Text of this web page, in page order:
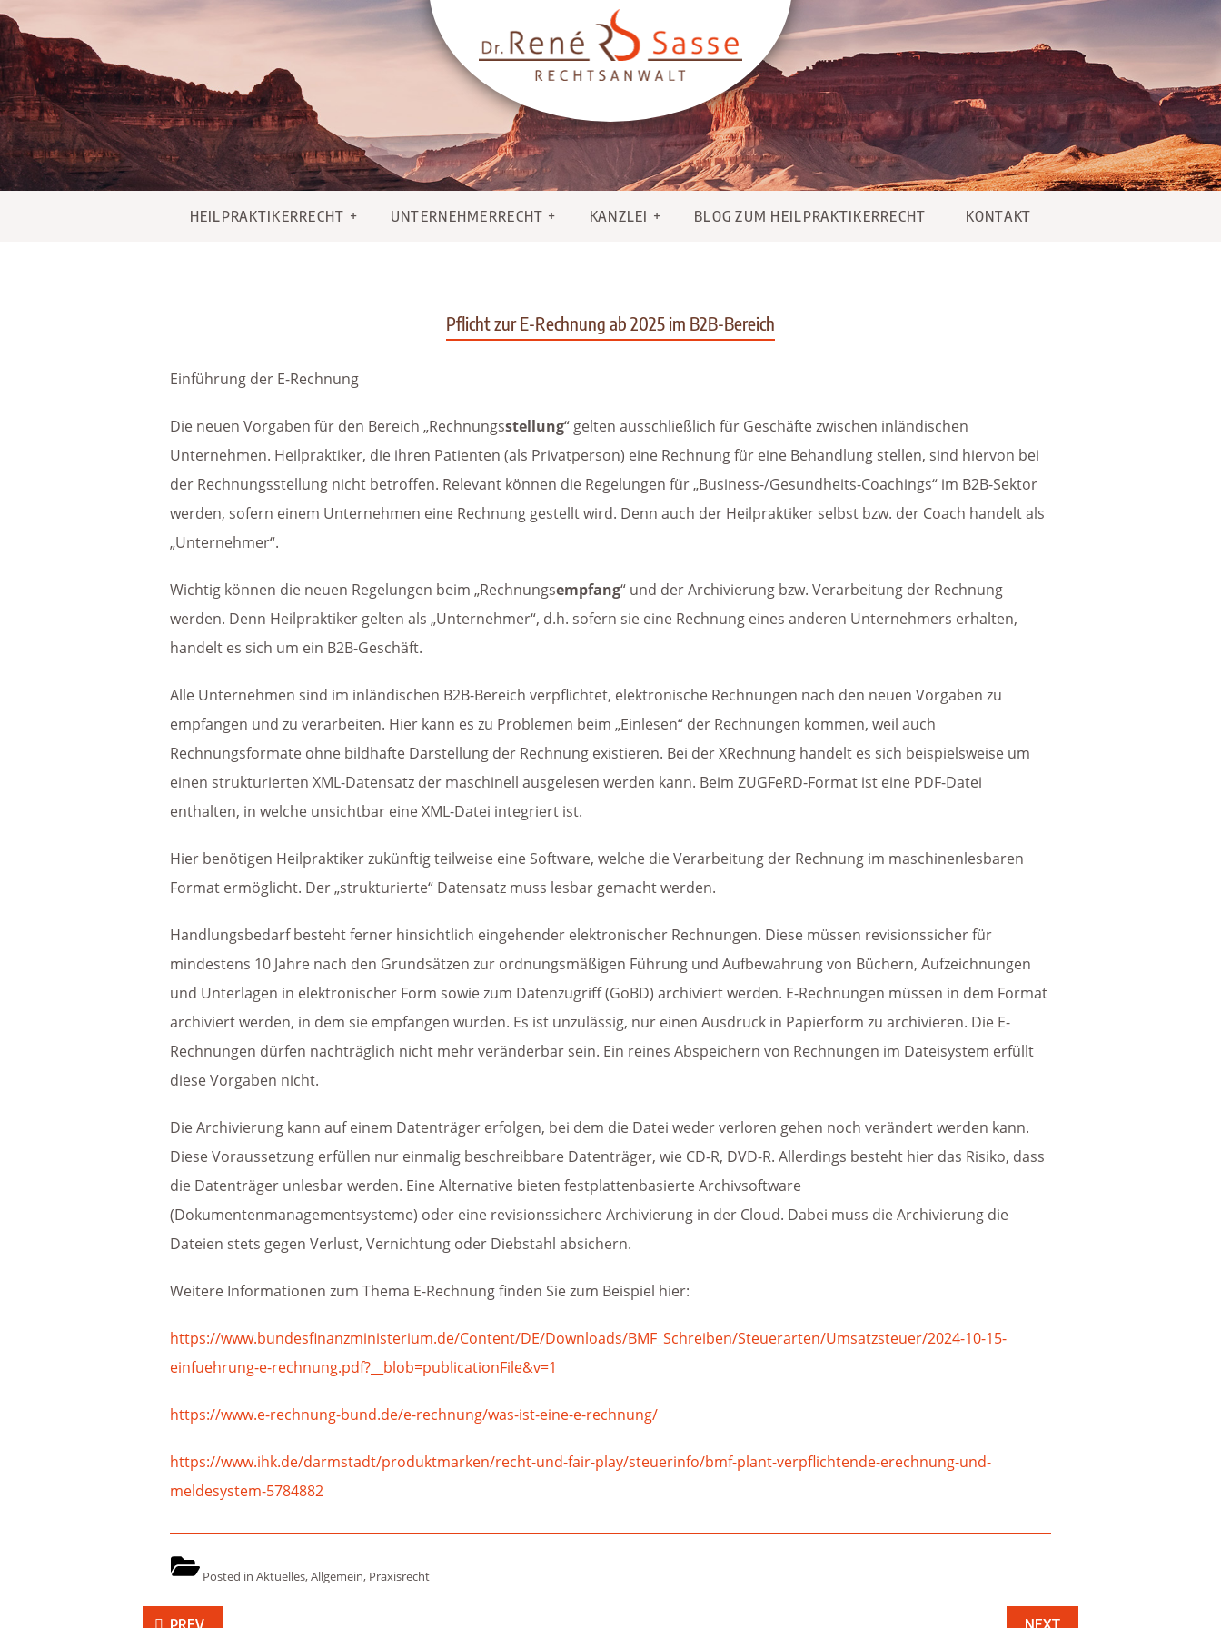
Skip
to
content
HEILPRAKTIKERRECHT UNTERNEHMERRECHT KANZLEI BLOG ZUM HEILPRAKTIKERRECHT KONTAKT
Pflicht zur E-Rechnung ab 2025 im B2B-Bereich
Einführung der E-Rechnung
Die neuen Vorgaben für den Bereich „Rechnungsstellung“ gelten ausschließlich für Geschäfte zwischen inländischen
Unternehmen. Heilpraktiker, die ihren Patienten (als Privatperson) eine Rechnung für eine Behandlung stellen, sind hiervon bei
der Rechnungsstellung nicht betroffen. Relevant können die Regelungen für „Business-/Gesundheits-Coachings“ im B2B-Sektor
werden, sofern einem Unternehmen eine Rechnung gestellt wird. Denn auch der Heilpraktiker selbst bzw. der Coach handelt als
„Unternehmer“.
Wichtig können die neuen Regelungen beim „Rechnungsempfang“ und der Archivierung bzw. Verarbeitung der Rechnung
werden. Denn Heilpraktiker gelten als „Unternehmer“, d.h. sofern sie eine Rechnung eines anderen Unternehmers erhalten,
handelt es sich um ein B2B-Geschäft.
Alle Unternehmen sind im inländischen B2B-Bereich verpflichtet, elektronische Rechnungen nach den neuen Vorgaben zu
empfangen und zu verarbeiten. Hier kann es zu Problemen beim „Einlesen“ der Rechnungen kommen, weil auch
Rechnungsformate ohne bildhafte Darstellung der Rechnung existieren. Bei der XRechnung handelt es sich beispielsweise um
einen strukturierten XML-Datensatz der maschinell ausgelesen werden kann. Beim ZUGFeRD-Format ist eine PDF-Datei
enthalten, in welche unsichtbar eine XML-Datei integriert ist.
Hier benötigen Heilpraktiker zukünftig teilweise eine Software, welche die Verarbeitung der Rechnung im maschinenlesbaren
Format ermöglicht. Der „strukturierte“ Datensatz muss lesbar gemacht werden.
Handlungsbedarf besteht ferner hinsichtlich eingehender elektronischer Rechnungen. Diese müssen revisionssicher für
mindestens 10 Jahre nach den Grundsätzen zur ordnungsmäßigen Führung und Aufbewahrung von Büchern, Aufzeichnungen
und Unterlagen in elektronischer Form sowie zum Datenzugriff (GoBD) archiviert werden. E-Rechnungen müssen in dem Format
archiviert werden, in dem sie empfangen wurden. Es ist unzulässig, nur einen Ausdruck in Papierform zu archivieren. Die E-
Rechnungen dürfen nachträglich nicht mehr veränderbar sein. Ein reines Abspeichern von Rechnungen im Dateisystem erfüllt
diese Vorgaben nicht.
Die Archivierung kann auf einem Datenträger erfolgen, bei dem die Datei weder verloren gehen noch verändert werden kann.
Diese Voraussetzung erfüllen nur einmalig beschreibbare Datenträger, wie CD-R, DVD-R. Allerdings besteht hier das Risiko, dass
die Datenträger unlesbar werden. Eine Alternative bieten festplattenbasierte Archivsoftware
(Dokumentenmanagementsysteme) oder eine revisionssichere Archivierung in der Cloud. Dabei muss die Archivierung die
Dateien stets gegen Verlust, Vernichtung oder Diebstahl absichern.
Weitere Informationen zum Thema E-Rechnung finden Sie zum Beispiel hier:
https://www.bundesfinanzministerium.de/Content/DE/Downloads/BMF_Schreiben/Steuerarten/Umsatzsteuer/2024-10-15-
einfuehrung-e-rechnung.pdf?__blob=publicationFile&v=1
https://www.e-rechnung-bund.de/e-rechnung/was-ist-eine-e-rechnung/
https://www.ihk.de/darmstadt/produktmarken/recht-und-fair-play/steuerinfo/bmf-plant-verpflichtende-erechnung-und-
meldesystem-5784882
Posted in Aktuelles,Allgemein, Praxisrecht
Beitragsnavigation
PREV NEXT